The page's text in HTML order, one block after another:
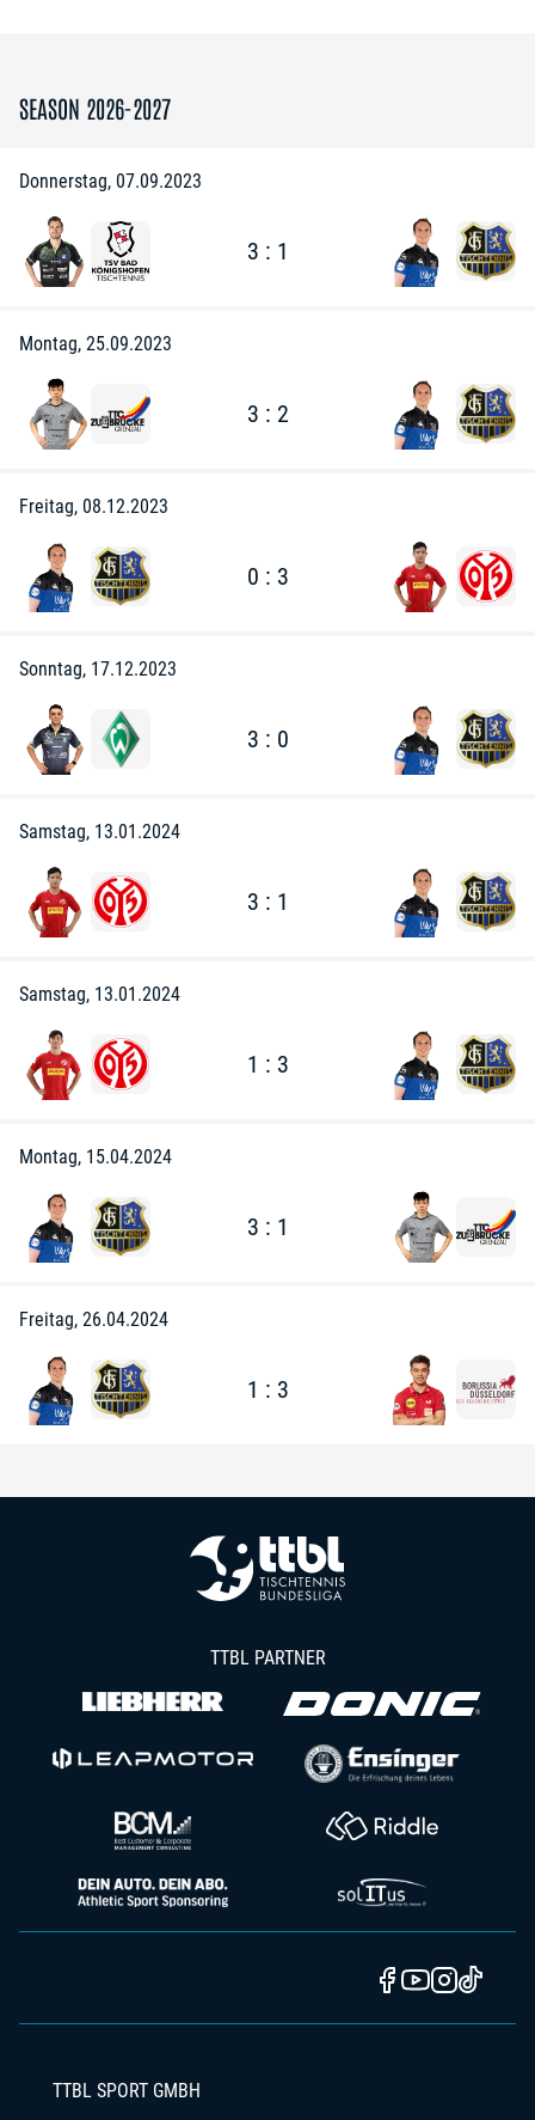
SEASON 2026-2027
Donnerstag, 07.09.2023
3 : 1
Montag, 25.09.2023
3 : 2
Freitag, 08.12.2023
0 : 3
Sonntag, 17.12.2023
3 : 0
Samstag, 13.01.2024
3 : 1
Samstag, 13.01.2024
1 : 3
Montag, 15.04.2024
3 : 1
Freitag, 26.04.2024
1 : 3
TTBL PARTNER
TTBL SPORT GMBH